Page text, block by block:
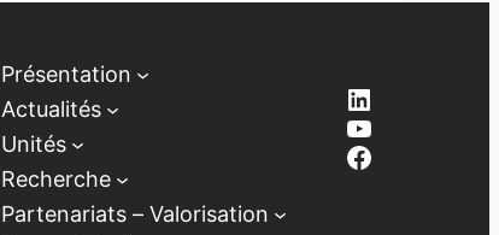
Présentation
Actualités
Unités
Recherche
Partenariats – Valorisation
LinkedIn
YouTube
Facebook